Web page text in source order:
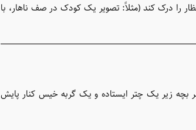
را درک کند (مثلاً: تصویر یک کودک در صف ناهار، با
یک پسر بچه زیر یک چتر ایستاده و یک گربه خیس کنار پایش